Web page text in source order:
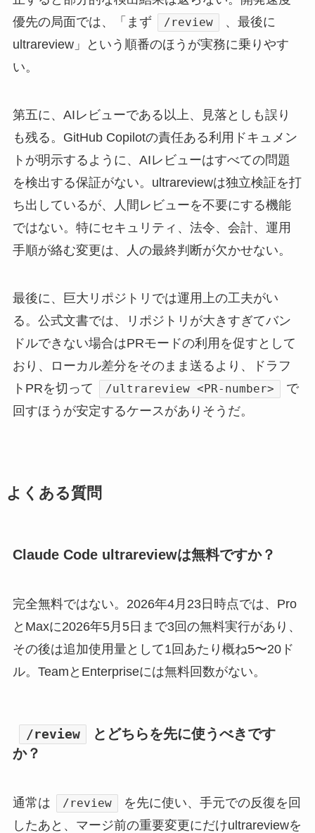
優先の局面では、「まず
/review
、最後に
ultrareview」という順番のほうが実務に乗りやす
い。
第五に、AIレビューである以上、見落としも誤り
も残る。GitHub Copilotの責任ある利用ドキュメン
トが明示するように、AIレビューはすべての問題
を検出する保証がない。ultrareviewは独立検証を打
ち出しているが、人間レビューを不要にする機能
ではない。特にセキュリティ、法令、会計、運用
手順が絡む変更は、人の最終判断が欠かせない。
最後に、巨大リポジトリでは運用上の工夫がい
る。公式文書では、リポジトリが大きすぎてバン
ドルできない場合はPRモードの利用を促すとして
おり、ローカル差分をそのまま送るより、ドラフ
トPRを切って
/ultrareview <PR-number>
で
回すほうが安定するケースがありそうだ。
よくある質問
Claude Code ultrareviewは無料ですか？
完全無料ではない。2026年4月23日時点では、Pro
とMaxに2026年5月5日まで3回の無料実行があり、
その後は追加使用量として1回あたり概ね5〜20ド
ル。TeamとEnterpriseには無料回数がない。
/review
とどちらを先に使うべきです
か？
通常は /review
を先に使い、手元での反復を回
したあと、マージ前の重要変更にだけultrareviewを